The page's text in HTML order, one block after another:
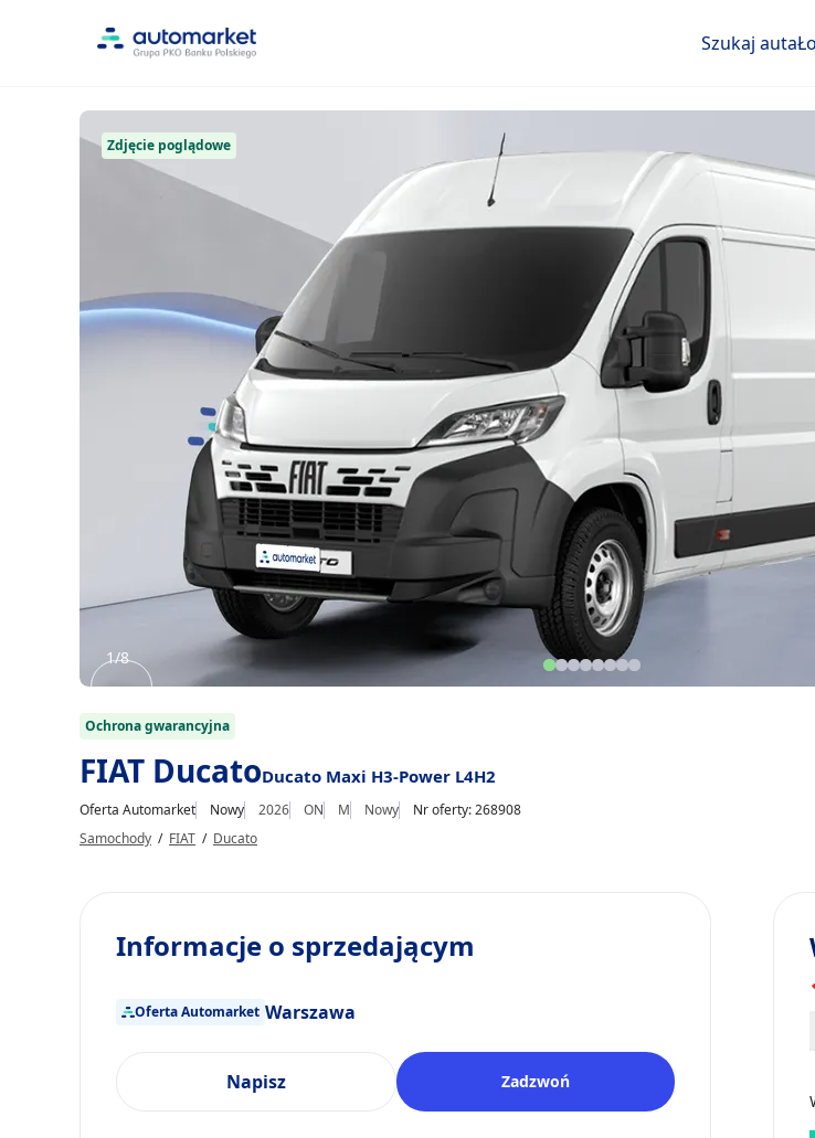
Szukaj auta
1
8
1/8
Zdjęcie poglądowe
Ochrona gwarancyjna
FIAT DucatoDucato Maxi H3-Power L4H2
Oferta Automarket Nowy 2026 ON M Nowy
Nr oferty: 268908
Samochody / FIAT / Ducato
Informacje o sprzedającym
Oferta Automarket Warszawa
Napisz Zadzwoń